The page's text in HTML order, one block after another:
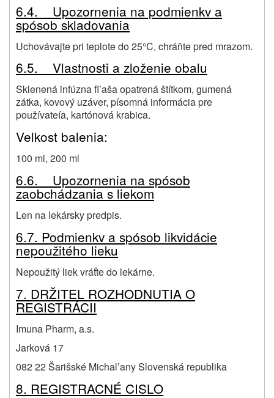
6.4. Upozornenia na podmienkv a
spósob skladovania
Uchovávajte pri teplote do 25°C, chráňte pred mrazom.
6.5. Vlastnosti a zloženie obalu
Sklenená infúzna fl’aša opatrená štítkom, gumená
zátka, kovový uzáver, písomná informácia pre
používateía, kartónová krabica.
Velkost balenia:
100 ml, 200 ml
6.6. Upozornenia na spósob
zaobchádzania s liekom
Len na lekársky predpis.
6.7. Podmienkv a spósob likvidácie
nepoužitého lieku
Nepoužitý liek vráťte do lekárne.
7. DRŽITEL ROZHODNUTIA O
REGISTRÁCII
Imuna Pharm, a.s.
Jarková 17
082 22 Šarišské Michal’any Slovenská republika
8. REGISTRACNÉ CISLO